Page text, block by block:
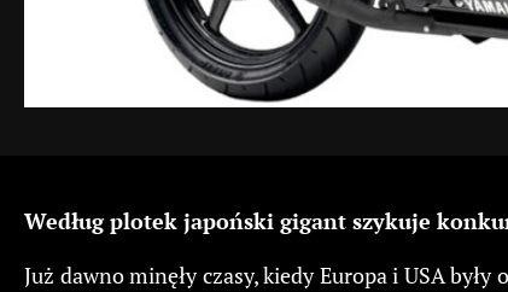
Według plotek japoński gigant szykuje
Już dawno minęły czasy, kiedy Europa i USA